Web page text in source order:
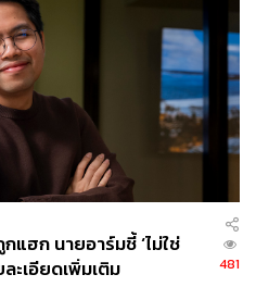
ฮก นายอาร์มชี้ ‘ไม่ใช่
ะเอียดเพิ่มเติม
481